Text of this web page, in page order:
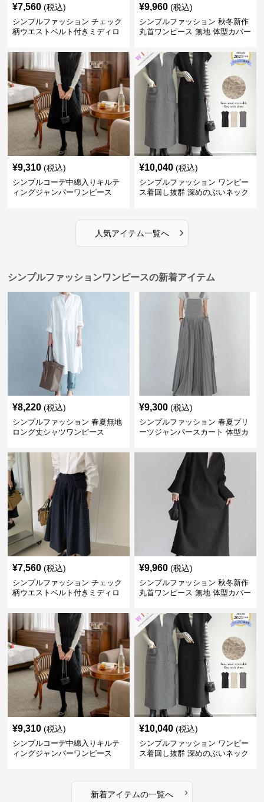
¥7,560 (税込)
シンプルファッション チェック
柄ウエストベルト付きミディロ
¥9,960 (税込)
シンプルファッション 秋冬新作
丸首ワンピース 無地 体型カバー
¥9,310 (税込)
シンプルコーデ中綿入りキルテ
ィングジャンパーワンピース
¥10,040 (税込)
シンプルファッション ワンピー
ス着回し抜群 深めのぶいネック
人気アイテム一覧へ ›
シンプルファッションワンピースの新着アイテム
¥8,220 (税込)
シンプルファッション 春夏無地
ロング丈シャツワンピース
¥9,300 (税込)
シンプルファッション 春夏プリ
ーツジャンパースカート 体型カ
¥7,560 (税込)
シンプルファッション チェック
柄ウエストベルト付きミディロ
¥9,960 (税込)
シンプルファッション 秋冬新作
丸首ワンピース 無地 体型カバー
¥9,310 (税込)
シンプルコーデ中綿入りキルテ
ィングジャンパーワンピース
¥10,040 (税込)
シンプルファッション ワンピー
ス着回し抜群 深めのぶいネック
新着アイテムの一覧へ ›